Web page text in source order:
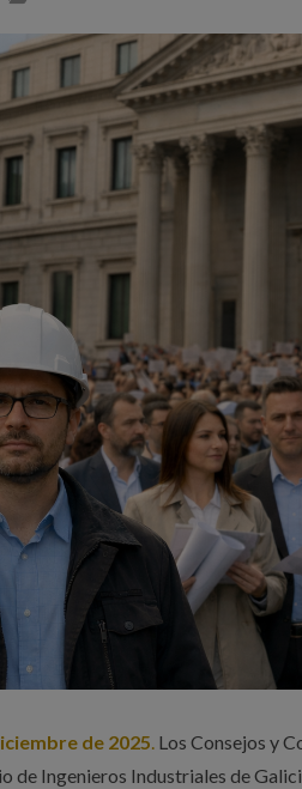
de 2025. Los Consejos y
de Ingenieros Industriales de